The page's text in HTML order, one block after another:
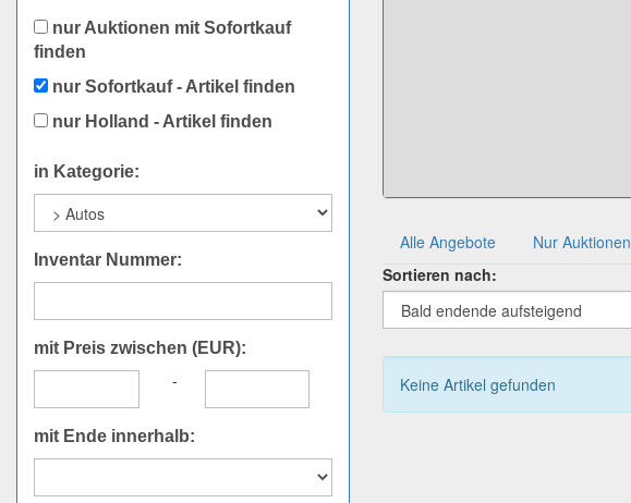
nur Auktionen mit Sofortkauf
finden
nur Sofortkauf - Artikel finden
nur Holland - Artikel finden
in Kategorie:
Inventar Nummer:
mit Preis zwischen (EUR):
-
mit Ende innerhalb:
Alle Angebote Nur Auktionen
Sortieren nach:
Keine Artikel gefunden